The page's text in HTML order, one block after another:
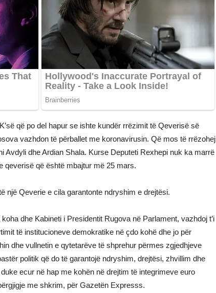
që po del hapur se ishte kundër rrëzimit të Qeverisë së
vazhdon të përballet me koronavirusin. Që mos të rrëzohej
Avdyli dhe Ardian Shala. Kurse Deputeti Rexhepi nuk ka marrë
qeverisë që është mbajtur më 25 mars.
një Qeverie e cila garantonte ndryshim e drejtësi.
dhe Kabineti i Presidentit Rugova në Parlament, vazhdoj t’i
të institucioneve demokratike në çdo kohë dhe jo për
dhe vullnetin e qytetarëve të shprehur përmes zgjedhjeve
politik që do të garantojë ndryshim, drejtësi, zhvillim dhe
ecur në hap me kohën në drejtim të integrimeve euro
me shkrim, për Gazetën Expresss.